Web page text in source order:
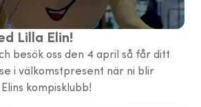
Lilla Elin!
besök oss den 4 april så får ditt
i välkomstpresent när ni blir
kompisklubb!